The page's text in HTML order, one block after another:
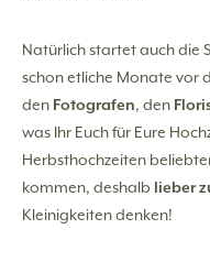
Natürlich startet auch die
schon etliche Monate vor
den Fotografen, den
was Ihr Euch für Eure
Herbsthochzeiten
kommen, deshalb lieber
Kleinigkeiten denken!